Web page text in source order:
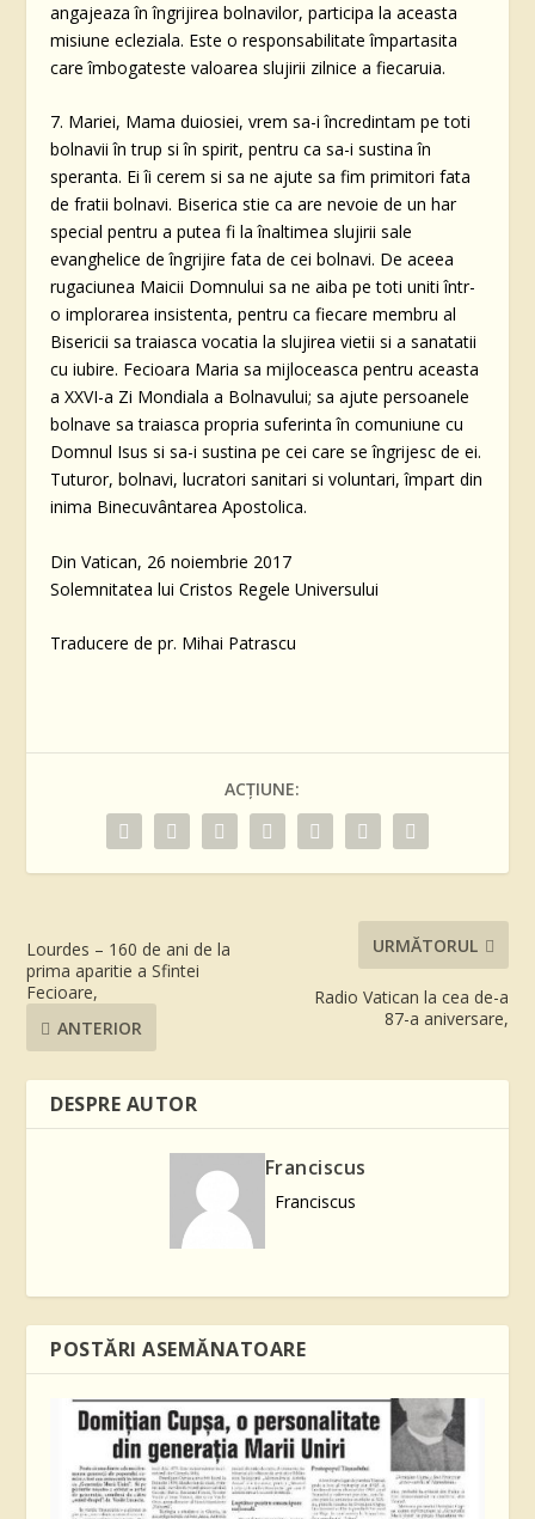
angajeaza în îngrijirea bolnavilor, participa la aceasta
misiune ecleziala. Este o responsabilitate împartasita
care îmbogateste valoarea slujirii zilnice a fiecaruia.
7. Mariei, Mama duiosiei, vrem sa-i încredintam pe toti
bolnavii în trup si în spirit, pentru ca sa-i sustina în
speranta. Ei îi cerem si sa ne ajute sa fim primitori fata
de fratii bolnavi. Biserica stie ca are nevoie de un har
special pentru a putea fi la înaltimea slujirii sale
evanghelice de îngrijire fata de cei bolnavi. De aceea
rugaciunea Maicii Domnului sa ne aiba pe toti uniti într-
o implorarea insistenta, pentru ca fiecare membru al
Bisericii sa traiasca vocatia la slujirea vietii si a sanatatii
cu iubire. Fecioara Maria sa mijloceasca pentru aceasta
a XXVI-a Zi Mondiala a Bolnavului; sa ajute persoanele
bolnave sa traiasca propria suferinta în comuniune cu
Domnul Isus si sa-i sustina pe cei care se îngrijesc de ei.
Tuturor, bolnavi, lucratori sanitari si voluntari, împart din
inima Binecuvântarea Apostolica.
Din Vatican, 26 noiembrie 2017
Solemnitatea lui Cristos Regele Universului
Traducere de pr. Mihai Patrascu
ACȚIUNE:
Lourdes – 160 de ani de la
prima aparitie a Sfintei
Fecioare,
ANTERIOR
URMĂTORUL
Radio Vatican la cea de-a
87-a aniversare,
DESPRE AUTOR
Franciscus
Franciscus
POSTĂRI ASEMĂNATOARE